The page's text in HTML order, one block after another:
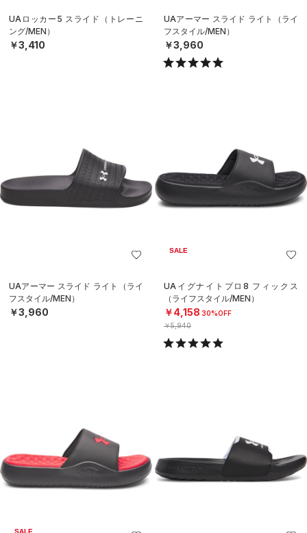
UAロッカー5 スライド（トレーニ
ング/MEN）
￥3,410
UAアーマー スライド ライト（ライ
フスタイル/MEN）
￥3,960
UAアーマー スライド ライト（ライ
フスタイル/MEN）
￥3,960
SALE
UAイグナイトプロ8 フィックス
（ライフスタイル/MEN）
￥4,158 30%OFF
￥5,940
SALE